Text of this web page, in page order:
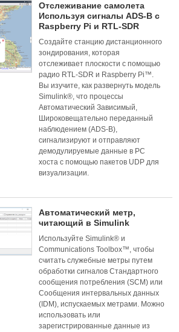
Отслеживание самолета
Используя сигналы ADS-B с
Raspberry Pi и RTL-SDR
Создайте станцию дистанционного
зондирования, которая
отслеживает плоскости с помощью
радио RTL-SDR и Raspberry Pi™.
Вы изучите, как развернуть модель
Simulink®, что процессы
Автоматический Зависимый,
Широковещательно переданный
наблюдением (ADS-B),
сигнализируют и отправляют
демодулируемые данные в PC
хоста с помощью пакетов UDP для
визуализации.
Автоматический метр,
читающий в Simulink
Используйте Simulink® и
Communications Toolbox™, чтобы
считать служебные метры путем
обработки сигналов Стандартного
сообщения потребления (SCM) или
Сообщения интервальных данных
(IDM), испускаемых метрами. Можно
использовать или
зарегистрированные данные из